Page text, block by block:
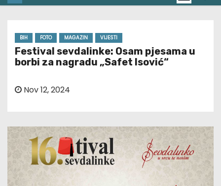
BIH FOTO MAGAZIN VIJESTI
Festival sevdalinke: Osam pjesama u
borbi za nagradu „Safet Isović“
Nov 12, 2024